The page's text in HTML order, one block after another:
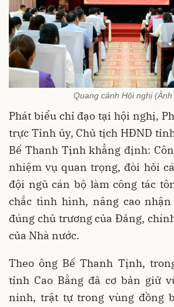
Quang cảnh Hội nghị (Ảnh
Phát biểu chỉ đạo tại hội nghị,
trực Tỉnh ủy, Chủ tịch HĐND
Bế Thanh Tịnh khẳng định:
nhiệm vụ quan trọng, đòi hỏi
đội ngũ cán bộ làm công tác
chắc tình hình, nâng cao
đúng chủ trương của Đảng,
của Nhà nước.
Theo ông Bế Thanh Tịnh,
tỉnh Cao Bằng đã cơ bản giữ
ninh, trật tự trong vùng đồng